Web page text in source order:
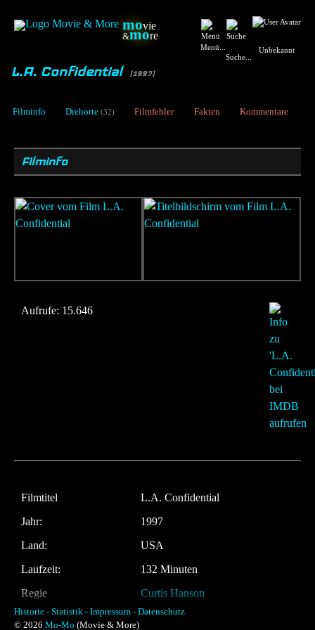
movie
&more
Menü...
Suche...
Unbekannt
L.A. Confidential [1997]
Filminfo Drehorte (32) Filmfehler Fakten Kommentare
Filminfo
Aufrufe: 15.646
Filmtitel
L.A. Confidential
Jahr:
1997
Land:
USA
Laufzeit:
132 Minuten
Regie
Curtis Hanson
Musik:
Jerry Goldsmith
Historie - Statistik - Impressum - Datenschutz
© 2026 Mo-Mo (Movie & More)